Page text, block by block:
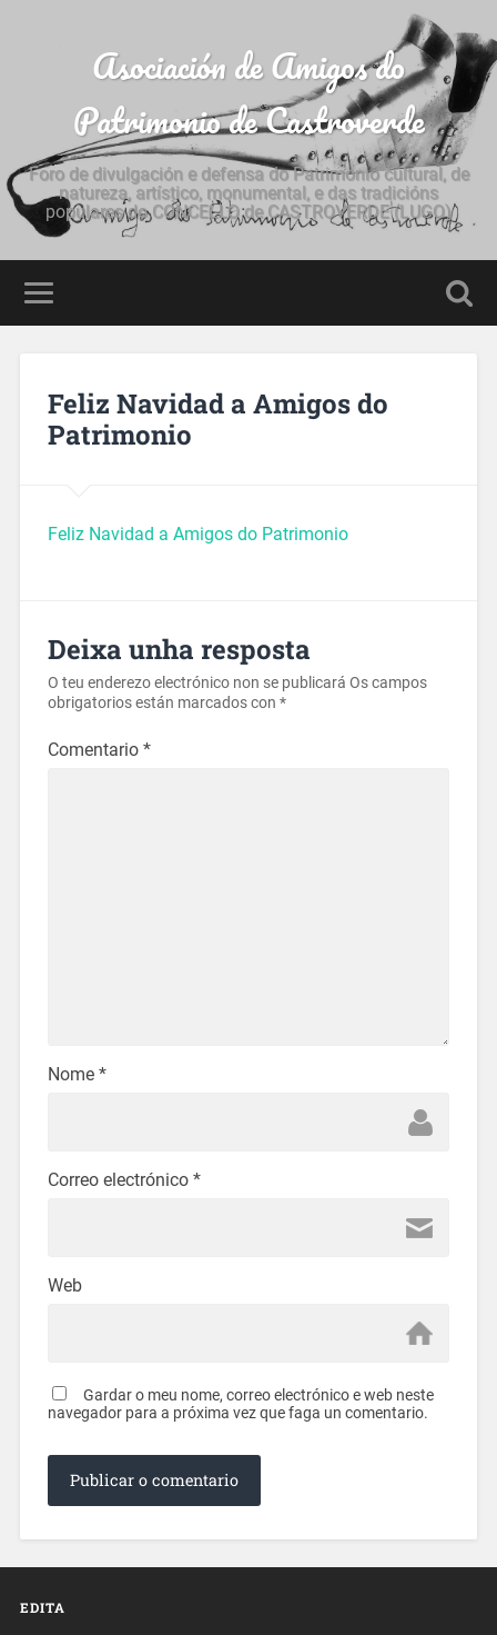
Asociación de Amigos do
Patrimonio de Castroverde
Foro de divulgación e defensa do Patrimonio cultural, de
natureza, artístico, monumental, e das tradicións
populares do CONCELLO de CASTROVERDE (LUGO)
Feliz Navidad a Amigos do
Patrimonio
Feliz Navidad a Amigos do Patrimonio
Deixa unha resposta
O teu enderezo electrónico non se publicará Os campos
obrigatorios están marcados con *
Comentario *
Nome *
Correo electrónico *
Web
Gardar o meu nome, correo electrónico e web neste
navegador para a próxima vez que faga un comentario.
EDITA